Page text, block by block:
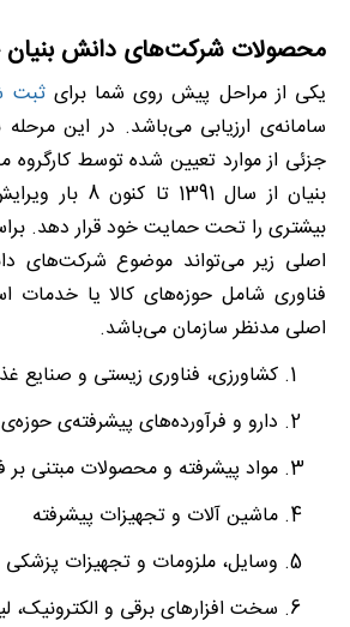
محصولات شرکت‌های دانش
یکی از مراحل پیش روی شما برایثبت
سامانه‌ی ارزیابی می‌باشد. در این
جزئی از موارد تعیین شده توسط
بنیان از سال
اصلی زیر می‌تواند موضوع شرکت‌های
فناوری شامل حوزه‌های کالا یا
اصلی مدنظر سازمان می‌باشد.
کشاورزی، فناوری زیستی و صنایع
دارو و فرآورده‌های پیشرفته‌ی
مواد پیشرفته و محصولات مبتنی بر
ماشین آلات و تجهیزات پیشرفته
وسایل، ملزومات و تجهیزات پزشکی
سخت افزارهای برقی و الکترونیک،